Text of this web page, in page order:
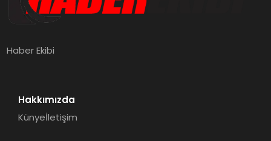
Haber Ekibi
Hakkımızda
Künyeİletişim